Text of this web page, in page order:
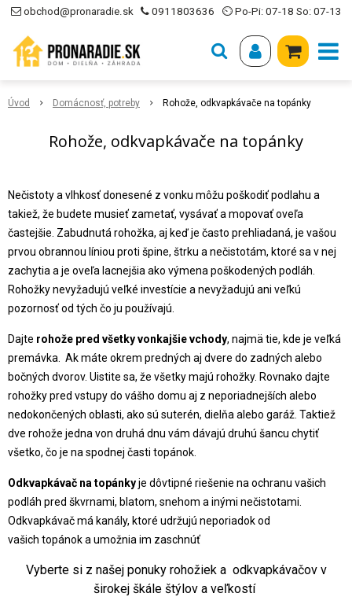
obchod@pronaradie.sk 0911803636 ⏲ Po-Pi: 07-18 So: 07-13
Úvod Domácnosť, potreby Rohože, odkvapkávače na topánky
Rohože, odkvapkávače na topánky
Nečistoty a vlhkosť donesené z vonku môžu poškodiť podlahu a
takiež, že budete musieť zametať, vysávať a mopovať oveľa
častejšie. Zabudnutá rohožka, aj keď je často prehliadaná, je vašou
prvou obrannou líniou proti špine, štrku a nečistotám, ktoré sa v nej
zachytia a je oveľa lacnejšia ako výmena poškodených podláh.
Rohožky nevyžadujú veľké investície a nevyžadujú ani veľkú
pozornosť od tých čo ju používajú.
Dajte rohože pred všetky vonkajšie vchody, najmä tie, kde je veľká
premávka. Ak máte okrem predných aj dvere do zadných alebo
bočných dvorov. Uistite sa, že všetky majú rohožky. Rovnako dajte
rohožky pred vstupy do vášho domu aj z neporiadnejších alebo
nedokončených oblasti, ako sú suterén, dielňa alebo garáž. Taktiež
dve rohože jedna von druhá dnu vám dávajú druhú šancu chytiť
všetko, čo je na spodnej časti topánok.
Odkvapkávač na topánkyje dôvtipné riešenie na ochranu vašich
podláh pred škvrnami, blatom, snehom a inými nečistotami.
Odkvapkávač má kanály, ktoré udržujú neporiadok od
vašich topánok a umožnia im zaschnúť
Vyberte si z našej ponuky rohožiek a odkvapkávačov v
širokej škále štýlov a veľkostí